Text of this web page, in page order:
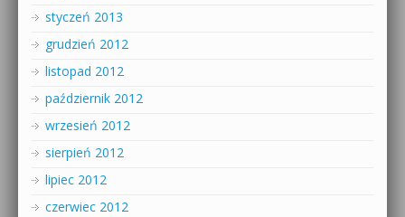
styczeń 2013
grudzień 2012
listopad 2012
październik 2012
wrzesień 2012
sierpień 2012
lipiec 2012
czerwiec 2012